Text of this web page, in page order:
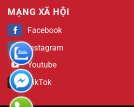
MẠNG XÃ HỘI
Facebook
Instagram
Youtube
TikTok